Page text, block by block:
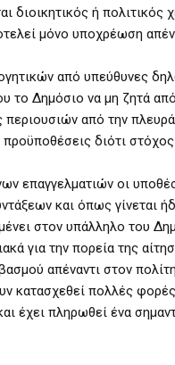
διοικητικός ή
μόνο υποχρέωση
από υπεύθυνες
το Δημόσιο να μη ζητά
περιουσιών από την
διότι
επαγγελματιών οι
και όπως γίνεται
στον υπάλληλο του
για την πορεία της
απέναντι στον
κατασχεθεί πολλές
έχει πληρωθεί ένα